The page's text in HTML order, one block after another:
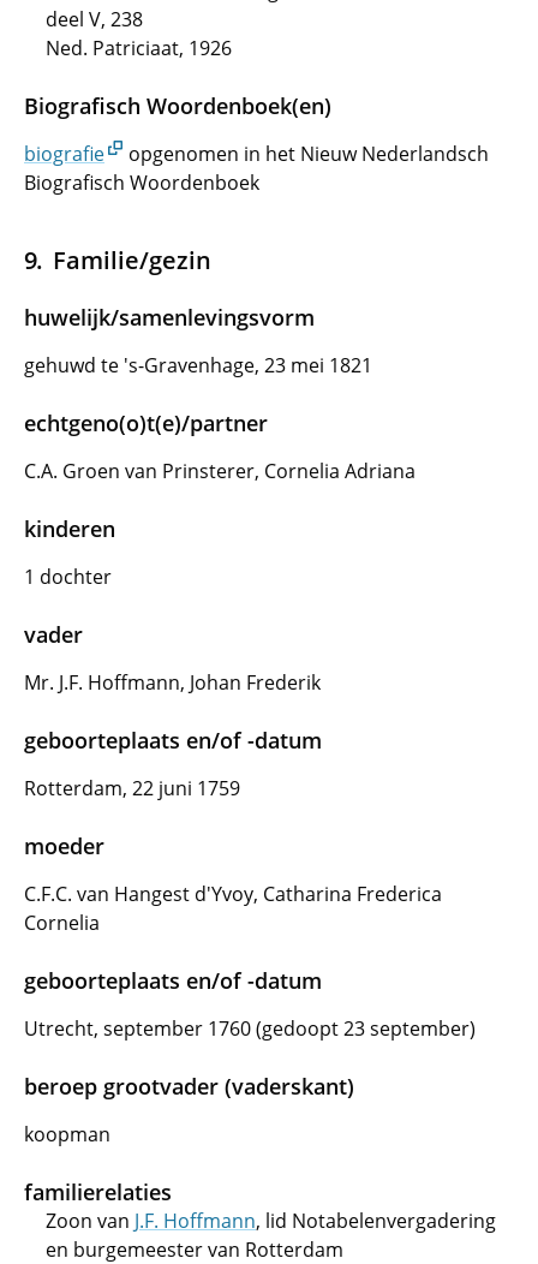
deel V, 238
Ned. Patriciaat, 1926
Biografisch Woordenboek(en)
biografie
opgenomen in het Nieuw Nederlandsch
Biografisch Woordenboek
Familie/gezin
huwelijk/samenlevingsvorm
gehuwd te 's-Gravenhage, 23 mei 1821
echtgeno(o)t(e)/partner
C.A. Groen van Prinsterer, Cornelia Adriana
kinderen
1 dochter
vader
Mr. J.F. Hoffmann, Johan Frederik
geboorteplaats en/of -datum
Rotterdam, 22 juni 1759
moeder
C.F.C. van Hangest d'Yvoy, Catharina Frederica
Cornelia
geboorteplaats en/of -datum
Utrecht, september 1760 (gedoopt 23 september)
beroep grootvader (vaderskant)
koopman
familierelaties
Zoon van J.F. Hoffmann, lid Notabelenvergadering
en burgemeester van Rotterdam